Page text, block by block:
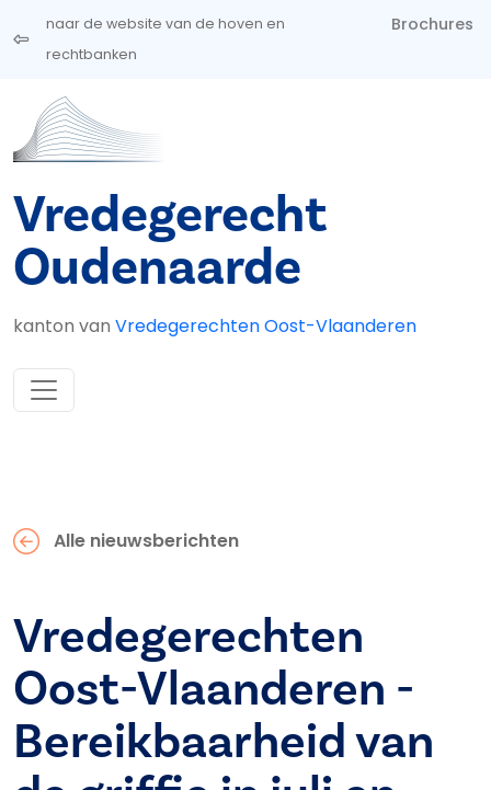
Overslaan en naar de inhoud gaan
naar de website van de hoven en
rechtbanken
Brochures
Vredegerecht
Oudenaarde
kanton van Vredegerechten Oost-Vlaanderen
Alle nieuwsberichten
Vredegerechten
Oost-Vlaanderen -
Bereikbaarheid van